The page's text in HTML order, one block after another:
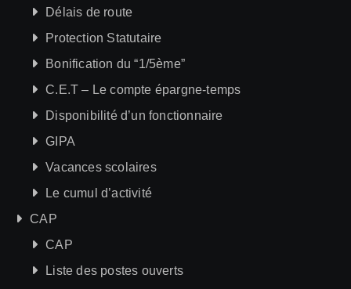
Délais de route
Protection Statutaire
Bonification du “1/5ème”
C.E.T – Le compte épargne-temps
Disponibilité d’un fonctionnaire
GIPA
Vacances scolaires
Le cumul d’activité
CAP
CAP
Liste des postes ouverts